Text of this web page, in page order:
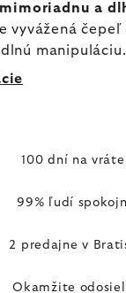
mimoriadnu a
vyvážená čepeľ
manipuláciu.
100 dní na
99% ľudí
2 predajne v
Okamžite